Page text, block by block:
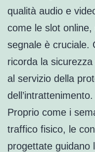
qualità audio e
come le slot
segnale è cruciale.
ricorda la
al servizio della
dell’intrattenimento.
Proprio come i
traffico fisico, le
progettate guidano